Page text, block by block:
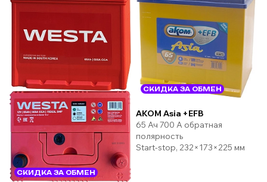
СКИДКА ЗА ОБМЕН
СКИДКА ЗА ОБМЕН
AKOM Asia +EFB
65 Ач 700 А обратная
полярность
Start-stop, 232×173×225 мм